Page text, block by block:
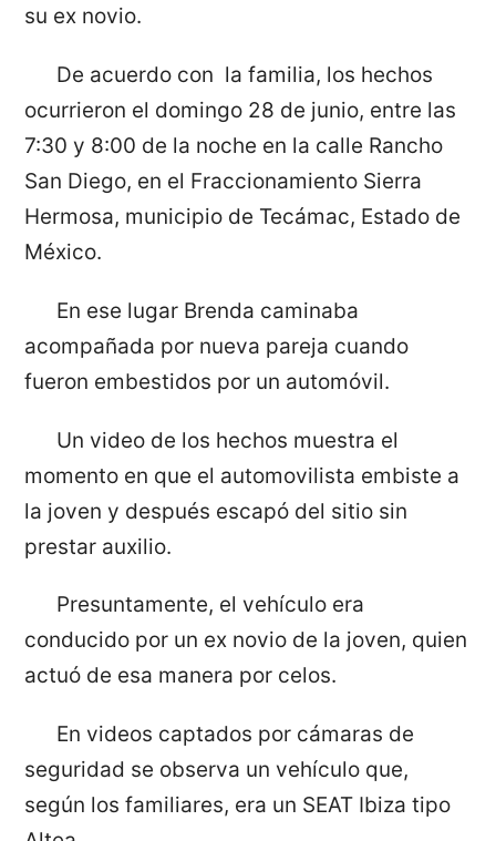
su ex novio.
De acuerdo con la familia, los hechos
ocurrieron el domingo 28 de junio, entre las
7:30 y 8:00 de la noche en la calle Rancho
San Diego, en el Fraccionamiento Sierra
Hermosa, municipio de Tecámac, Estado de
México.
En ese lugar Brenda caminaba
acompañada por nueva pareja cuando
fueron embestidos por un automóvil.
Un video de los hechos muestra el
momento en que el automovilista embiste a
la joven y después escapó del sitio sin
prestar auxilio.
Presuntamente, el vehículo era
conducido por un ex novio de la joven, quien
actuó de esa manera por celos.
En videos captados por cámaras de
seguridad se observa un vehículo que,
según los familiares, era un SEAT Ibiza tipo